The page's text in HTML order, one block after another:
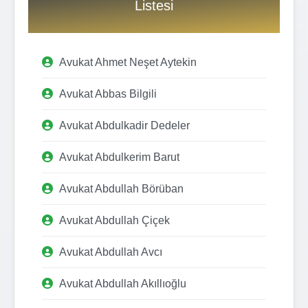
Listesi
Avukat Ahmet Neşet Aytekin
Avukat Abbas Bilgili
Avukat Abdulkadir Dedeler
Avukat Abdulkerim Barut
Avukat Abdullah Börüban
Avukat Abdullah Çiçek
Avukat Abdullah Avcı
Avukat Abdullah Akıllıoğlu